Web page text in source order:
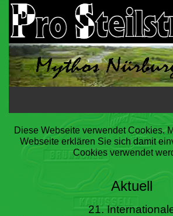
Startseite
Steilstrecke
Diese Webseite verwendet Cookies.
Webseite erklären Sie sich damit
Cookies verwendet
Aktuell
21.